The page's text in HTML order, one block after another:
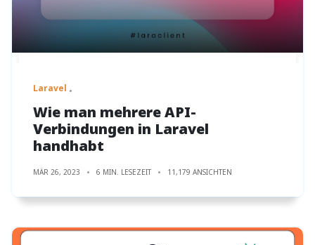
Laravel
Wie man mehrere API-
Verbindungen in Laravel
handhabt
MÄR 26, 2023 6 MIN. LESEZEIT 11,179 ANSICHTEN